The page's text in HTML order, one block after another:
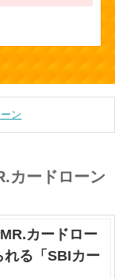
ン
カードローン
カードロー
れる「SBIカー